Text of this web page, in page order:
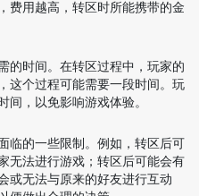
费用越高，转区时所能携带的金
的时间。在转区过程中，玩家的
这个过程可能需要一段时间。玩
，以免影响游戏体验。
临的一些限制。例如，转区后可
无法进行游戏；转区后可能会有
或无法与原来的好友进行互动